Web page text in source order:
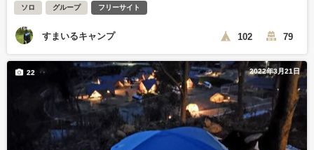
ソロ グループ フリーサイト
すまいるキャンプ 102 79
2022年3月21日
22